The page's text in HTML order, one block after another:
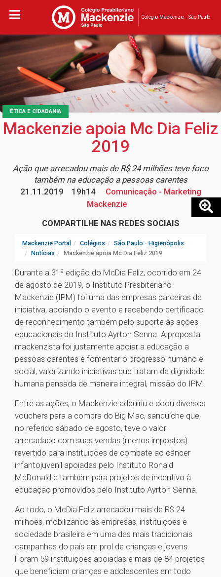
Colégio Mackenzie - São Paulo
ÉTICA E CIDADANIA
Mackenzie apoia Mc Dia Feliz
2019
Ação que arrecadou mais de R$ 24 milhões teve foco
também na educação a pessoas carentes
21.11.2019
19h14
Comunicação - Marketing
Mackenzie
COMPARTILHE NAS REDES SOCIAIS
Mackenzie Portal Colégios
São Paulo - Higienópolis
Notícias
Mackenzie apoia Mc Dia Feliz 2019
Durante a 31ª edição do McDia Feliz, ocorrido em 24
de agosto de 2019, o Instituto Presbiteriano
Mackenzie (IPM) foi uma das empresas parceiras da
iniciativa, apoiando o evento e recebendo certificado
de reconhecimento também pelo suporte às ações
educacionais do Instituto Ayrton Senna. A proposta
mackenzista foi justamente apoiar a educação a
pessoas carentes e fomentar o progresso humano e
social, valorizando iniciativas que tratam da dignidade
humana pensada de maneira integral, missão do IPM.
Entre as ações, o Mackenzie adquiriu e doou diversos
vouchers para a compra do Big Mac, sanduíche que,
no referido sábado de agosto, teve o valor
arrecadado com suas vendas (menos impostos)
revertido para instituições de combate ao câncer
infantojuvenil apoiadas pelo Instituto Ronald
McDonald e também para projetos de incentivo à
educação promovidos pelo Instituto Ayrton Senna.
Ao todo, o McDia Feliz arrecadou mais de R$ 24
milhões, mobilizando as empresas, instituições e
sociedade brasileira em uma das mais tradicionais
campanhas do país em prol de crianças e jovens.
Foram 59 instituições apoiadas e mais de 84 projetos
que beneficiam crianças e adolescentes em todo